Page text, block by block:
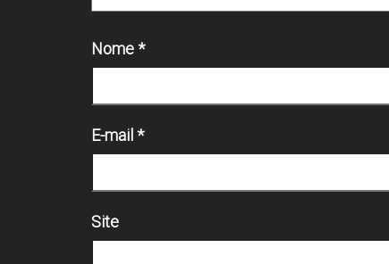
Nome*
E-mail*
Site